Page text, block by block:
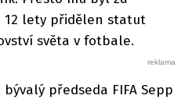
12 lety přidělen statut
světa v fotbale.
předseda FIFA Sepp